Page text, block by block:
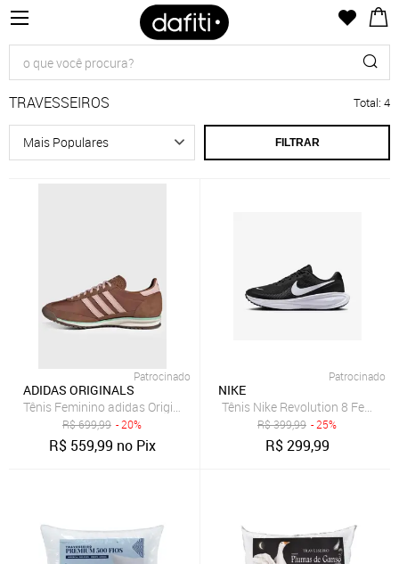
TRAVESSEIROS Total: 4
FILTRAR
Patrocinado
ADIDAS ORIGINALS
Tênis Feminino adidas Originals Sl 72 OG Marrom
R$699,99 - 20%
R$ 559,99 no Pix
Patrocinado
NIKE
Tênis Nike Revolution 8
R$399,99 - 25%
R$299,99